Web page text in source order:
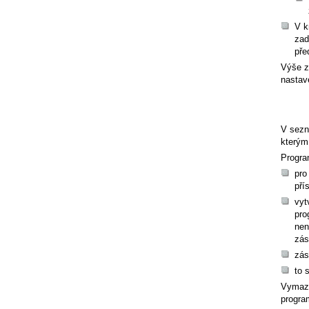
V
Výše
V
to